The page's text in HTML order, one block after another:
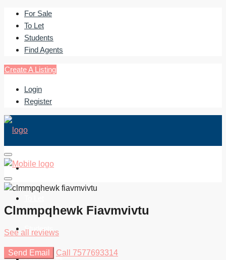
For Sale
To Let
Students
Find Agents
Create A Listing
Login
Register
For Sale
Students
Clmmpqhewk Fiavmvivtu
See all reviews
Send Email Call 7577693314